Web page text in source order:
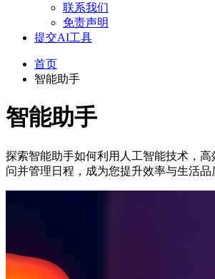
联系我们
免责声明
提交AI工具
首页
智能助手
智能助手
探索智能助手如何利用人工智能技术，
问并管理日程，成为您提升效率与生活品